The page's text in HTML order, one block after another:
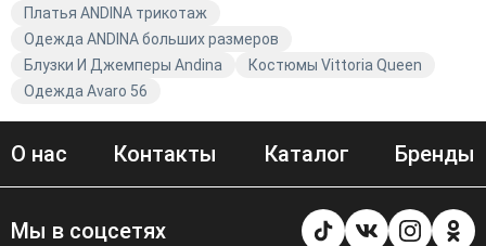
Платья ANDINA трикотаж
Одежда ANDINA больших размеров
Блузки И Джемперы Andina
Костюмы Vittoria Queen
Одежда Avaro 56
О нас Контакты Каталог Бренды
Мы в соцсетях